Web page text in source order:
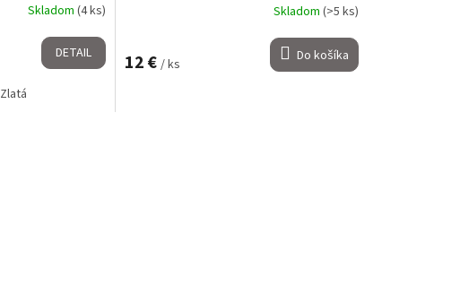
Skladom (4 ks)
DETAIL
Zlatá
Skladom (>5 ks)
12 € / ks Do košíka